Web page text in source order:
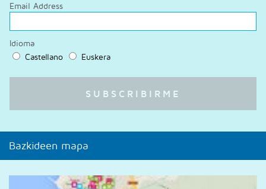
Email Address
Idioma
Castellano
Euskera
Bazkideen mapa